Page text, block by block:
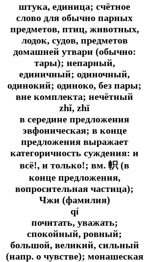
штука, единица; счётное
слово для обычно парных
предметов, птиц, животных,
лодок, судов, предметов
домашней утвари (обычно:
тары); непарный,
единичный; одиночный,
одинокий; одиноко, без пары;
вне комплекта; нечётный
zhǐ, zhī
в середине предложения
эвфоническая; в конце
предложения выражает
категоричность суждения: и
всё!, и только!; вм. 軹 (в
конце предложения,
вопросительная частица);
Чжи (фамилия)
qí
почитать, уважать;
спокойный, ровный;
большой, великий, сильный
(напр. о чувстве); монашеская